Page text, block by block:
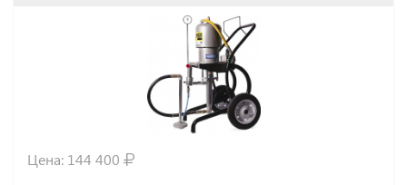
Цена: 144 400